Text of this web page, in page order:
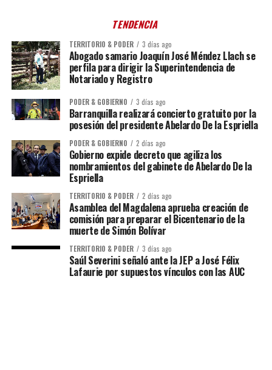
TENDENCIA
TERRITORIO & PODER 3 días ago
Abogado samario Joaquín José Méndez Llach se
perfila para dirigir la Superintendencia de
Notariado y Registro
PODER & GOBIERNO 3 días ago
Barranquilla realizará concierto gratuito por la
posesión del presidente Abelardo De la Espriella
PODER & GOBIERNO 2 días ago
Gobierno expide decreto que agiliza los
nombramientos del gabinete de Abelardo De la
Espriella
TERRITORIO & PODER 2 días ago
Asamblea del Magdalena aprueba creación de
comisión para preparar el Bicentenario de la
muerte de Simón Bolívar
TERRITORIO & PODER 3 días ago
Saúl Severini señaló ante la JEP a José Félix
Lafaurie por supuestos vínculos con las AUC